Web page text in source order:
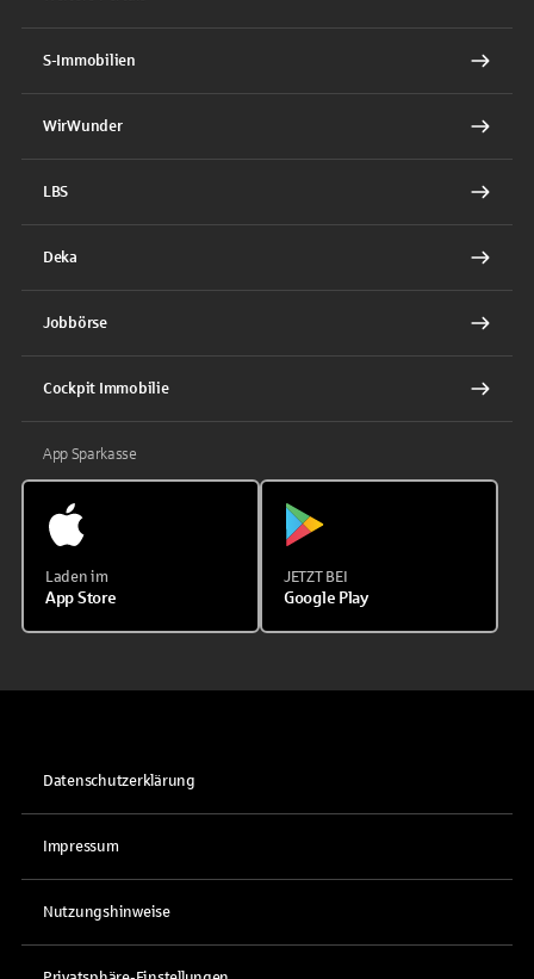
S-Immobilien
WirWunder
LBS
Deka
Jobbörse
Cockpit Immobilie
App Sparkasse
Laden im
App Store
JETZT BEI
Google Play
Datenschutzerklärung
Impressum
Nutzungshinweise